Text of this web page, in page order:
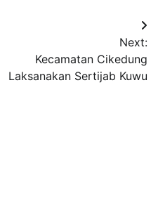
Next:
Kecamatan Cikedung
Laksanakan Sertijab Kuwu